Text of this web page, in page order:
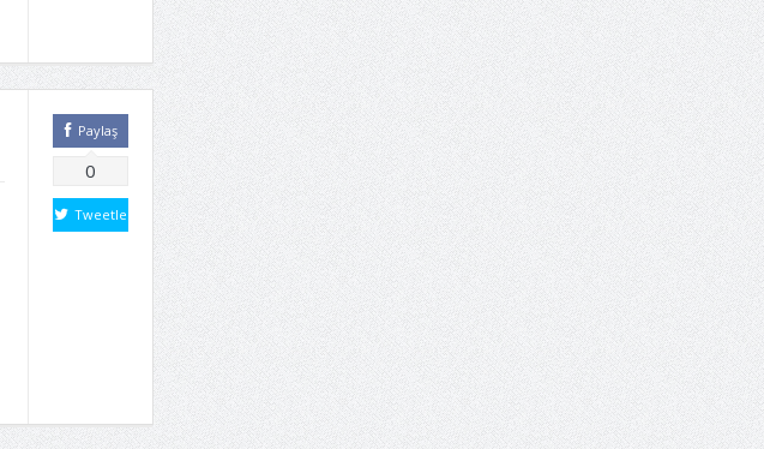
Paylaş
0
Tweetle